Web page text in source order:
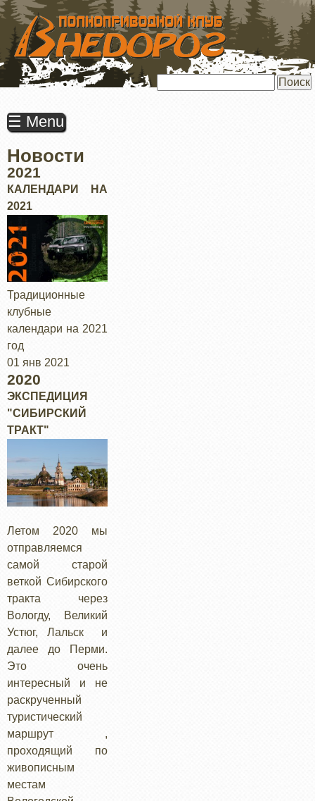
ПЕРЕЙТИ
ОСНОВНОМУ
СОДЕРЖАНИЮ
☰ Menu
Новости
2021
КАЛЕНДАРИ НА
2021
Традиционные
клубные
календари на 2021
год
01 янв 2021
2020
ЭКСПЕДИЦИЯ
"СИБИРСКИЙ
ТРАКТ"
Летом 2020 мы
отправляемся
самой старой
веткой Сибирского
тракта через
Вологду, Великий
Устюг, Лальск и
далее до Перми.
Это очень
интересный и не
раскрученный
туристический
маршрут ,
проходящий по
живописным
местам